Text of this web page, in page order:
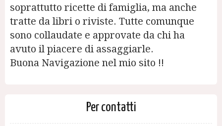
soprattutto ricette di famiglia, ma anche
tratte da libri o riviste. Tutte comunque
sono collaudate e approvate da chi ha
avuto il piacere di assaggiarle.
Buona Navigazione nel mio sito !!
Per contatti